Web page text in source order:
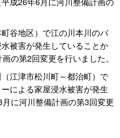
谷地区）で江の川本川のバ
被害が発生していることか
の第2回変更を行いました。
江津市松川町～都治町）で
による家屋浸水被害が発生
に河川整備計画の第3回変更